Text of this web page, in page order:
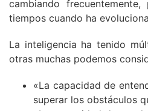
cambiando
tiempos cuando ha
La inteligencia ha tenido
otras muchas podemos
«La capacidad de
superar los obstáculos